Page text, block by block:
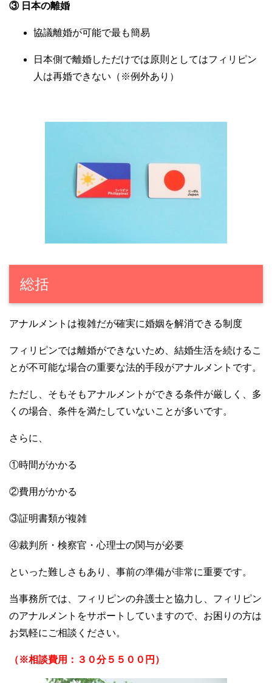
③ 日本の離婚
協議離婚が可能で最も簡易
日本側で離婚しただけでは原則としてはフィリピン
人は再婚できない（※例外あり）
総括
アナルメントは複雑だが確実に婚姻を解消できる制度
フィリピンでは離婚ができないため、結婚生活を続けるこ
とが不可能な場合の重要な法的手段がアナルメントです。
ただし、そもそもアナルメントができる条件が厳しく、多
くの場合、条件を満たしていないことが多いです。
さらに、
①時間がかかる
②費用がかかる
③証明書類が複雑
④裁判所・検察官・心理士の関与が必要
といった難しさもあり、事前の準備が非常に重要です。
当事務所では、フィリピンの弁護士と協力し、フィリピン
のアナルメントをサポートしていますので、お困りの方は
お気軽にご相談ください。
（※相談費用：３０分５５００円）